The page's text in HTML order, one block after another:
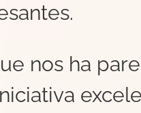
nos ha